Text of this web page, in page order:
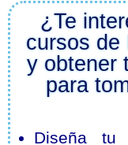
¿Te
cursos de
y obtener
para
Diseña tu